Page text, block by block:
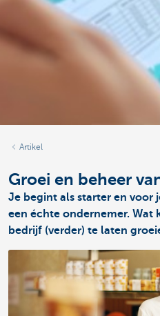
Artikel
Groei en beheer
Je begint als starter en voor
een échte ondernemer. Wat
bedrijf (verder) te laten